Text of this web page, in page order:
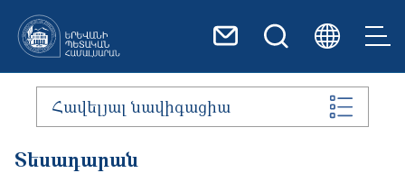
Հավելյալ նավիգացիա
Տեսադարան